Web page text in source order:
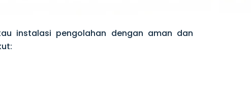
instalasi pengolahan dengan aman dan